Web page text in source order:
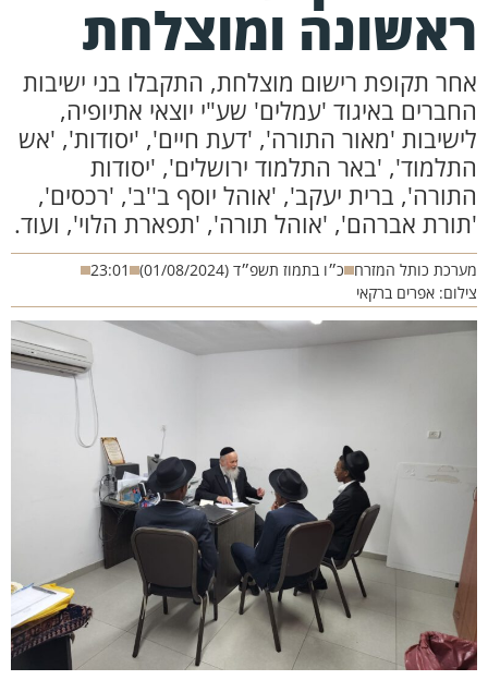
ומוצלחת
תקופת רישום מוצלחת, התקבלו בני ישיבות
באיגוד 'עמלים' שע"י יוצאי אתיופיה,
'מאור התורה', 'דעת חיים', 'יסודות', 'אש
'באר התלמוד ירושלים', 'יסודות
ברית יעקב', 'אוהל יוסף ב''ב', 'רכסים',
אברהם', 'אוהל תורה', 'תפארת הלוי', ועוד.
כותל המזרח כ״ו בתמוז תשפ״ד (01/08/2024)
23:01
אפרים ברקאי